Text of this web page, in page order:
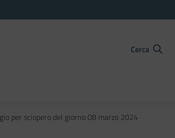
Cerca
per sciopero del giorno 08 marzo 2024